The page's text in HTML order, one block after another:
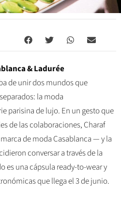
& Ladurée
de unir dos mundos que
la moda
parisina de lujo. En un gesto que
de las colaboraciones, Charaf
de moda Casablanca — y la
conversar a través de la
es una cápsula ready-to-wear y
que llega el 3 de junio.